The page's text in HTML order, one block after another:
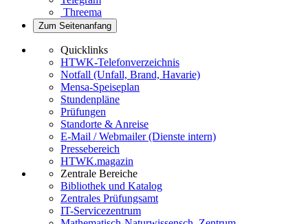
Threema
Zum Seitenanfang
Quicklinks
HTWK-Telefonverzeichnis
Notfall (Unfall, Brand, Havarie)
Mensa-Speiseplan
Stundenpläne
Prüfungen
Standorte & Anreise
E-Mail / Webmailer (Dienste intern)
Pressebereich
HTWK.magazin
Zentrale Bereiche
Bibliothek und Katalog
Zentrales Prüfungsamt
IT-Servicezentrum